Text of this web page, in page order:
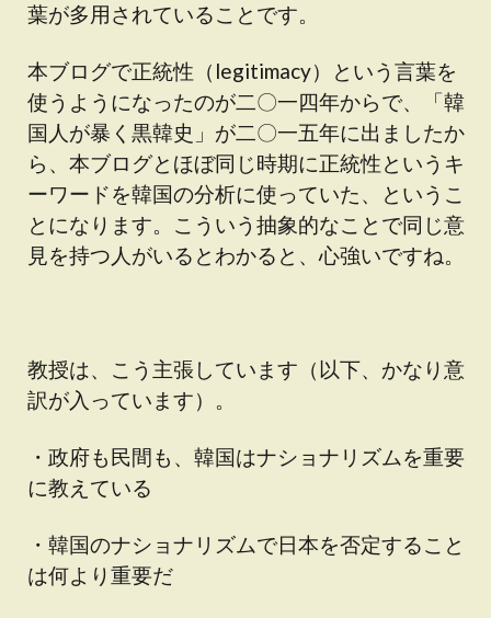
葉が多用されていることです。
本ブログで正統性（legitimacy）という言葉を
使うようになったのが二〇一四年からで、「韓
国人が暴く黒韓史」が二〇一五年に出ましたか
ら、本ブログとほぼ同じ時期に正統性というキ
ーワードを韓国の分析に使っていた、というこ
とになります。こういう抽象的なことで同じ意
見を持つ人がいるとわかると、心強いですね。
教授は、こう主張しています（以下、かなり意
訳が入っています）。
・政府も民間も、韓国はナショナリズムを重要
に教えている
・韓国のナショナリズムで日本を否定すること
は何より重要だ